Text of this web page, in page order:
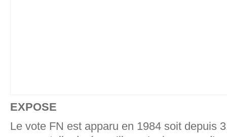
EXPOSE
Le vote FN est apparu en 1984 soit depuis